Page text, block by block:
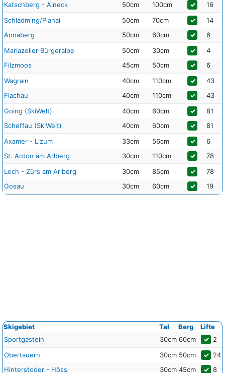
Katschberg - Aineck
50cm 100cm ✓
16
Schladming/Planai
50cm 70cm ✓
14
Annaberg
50cm 60cm ✓
6
Mariazeller Bürgeralpe
50cm 30cm ✓
4
Filzmoos
45cm 50cm ✓
6
Wagrain
40cm 110cm ✓
43
Flachau
40cm 110cm ✓
43
Going (SkiWelt)
40cm 60cm ✓
81
Scheffau (SkiWelt)
40cm 60cm ✓
81
Axamer - Lizum
33cm 56cm ✓
6
St. Anton am Arlberg
30cm 110cm ✓
78
Lech - Zürs am Arlberg
30cm 85cm ✓
78
Gosau
30cm 60cm ✓ 19
Skigebiet Tal Berg
Lifte
Sportgastein
30cm 60cm ✓ 2
Obertauern
30cm 50cm ✓ 24
Hinterstoder - Höss
30cm 45cm ✓ 8